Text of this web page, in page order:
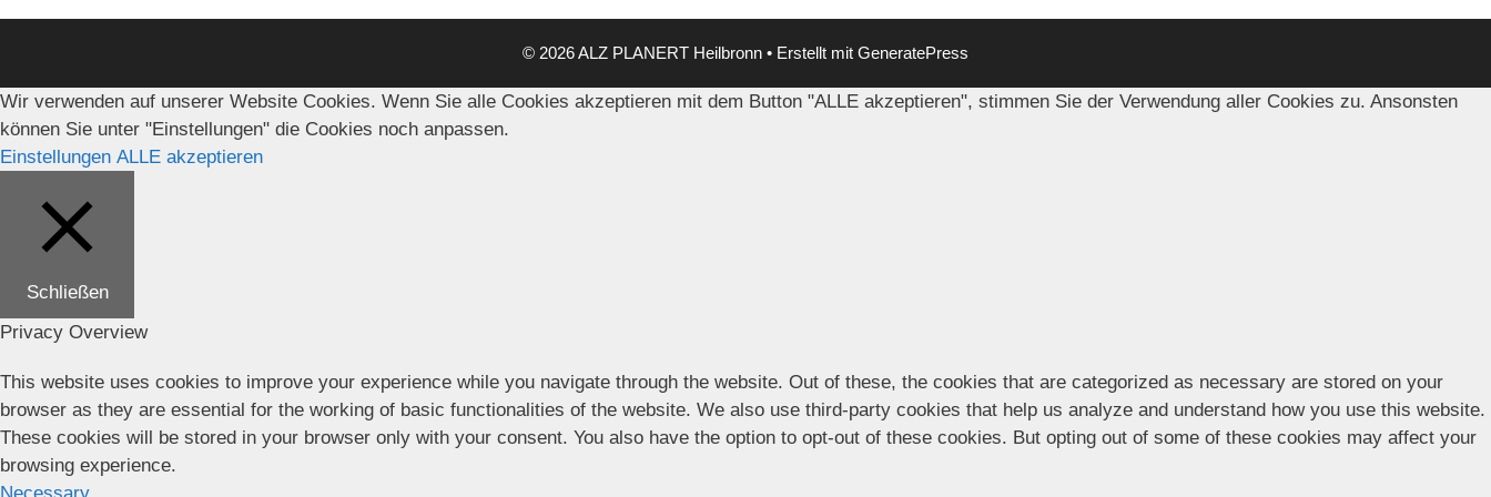
© 2026 ALZ PLANERT Heilbronn • Erstellt mit GeneratePress
Wir verwenden auf unserer Website Cookies. Wenn Sie alle Cookies akzeptieren mit dem Button "ALLE akzeptieren", stimmen Sie der Verwendung aller Cookies zu. Ansonsten
können Sie unter "Einstellungen" die Cookies noch anpassen.
Einstellungen ALLE akzeptieren
Schließen
Privacy Overview
This website uses cookies to improve your experience while you navigate through the website. Out of these, the cookies that are categorized as necessary are stored on your
browser as they are essential for the working of basic functionalities of the website. We also use third-party cookies that help us analyze and understand how you use this website.
These cookies will be stored in your browser only with your consent. You also have the option to opt-out of these cookies. But opting out of some of these cookies may affect your
browsing experience.
Necessary